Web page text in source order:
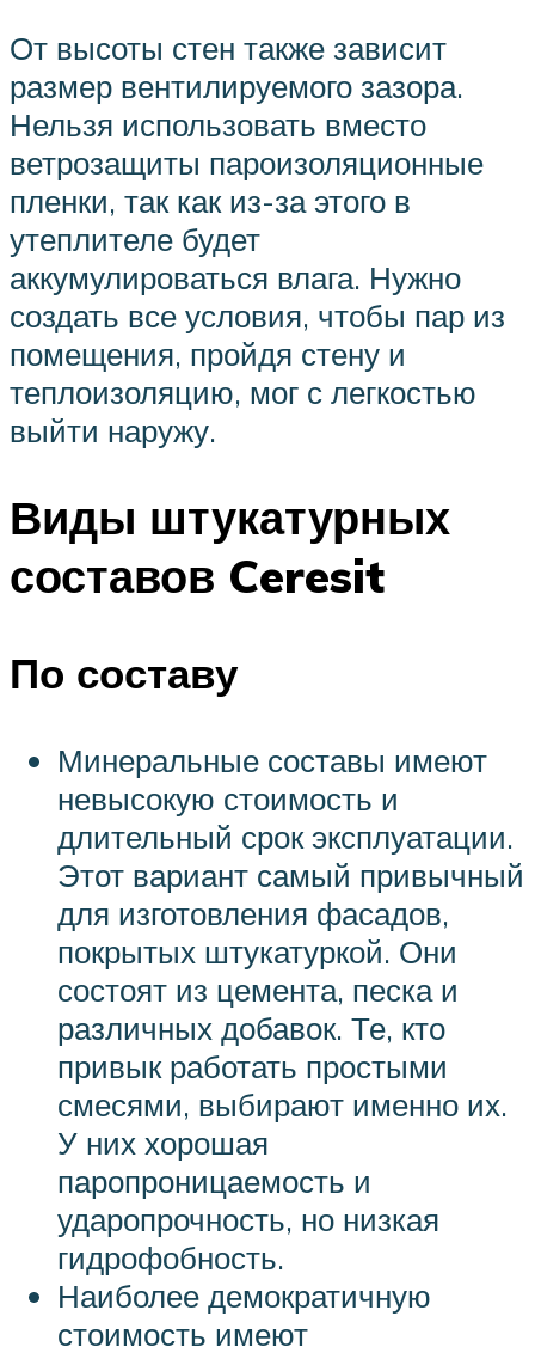
От высоты стен также зависит
размер вентилируемого зазора.
Нельзя использовать вместо
ветрозащиты пароизоляционные
пленки, так как из-за этого в
утеплителе будет
аккумулироваться влага. Нужно
создать все условия, чтобы пар из
помещения, пройдя стену и
теплоизоляцию, мог с легкостью
выйти наружу.
Виды штукатурных
составов Ceresit
По составу
Минеральные составы имеют
невысокую стоимость и
длительный срок эксплуатации.
Этот вариант самый привычный
для изготовления фасадов,
покрытых штукатуркой. Они
состоят из цемента, песка и
различных добавок. Те, кто
привык работать простыми
смесями, выбирают именно их.
У них хорошая
паропроницаемость и
ударопрочность, но низкая
гидрофобность.
Наиболее демократичную
стоимость имеют